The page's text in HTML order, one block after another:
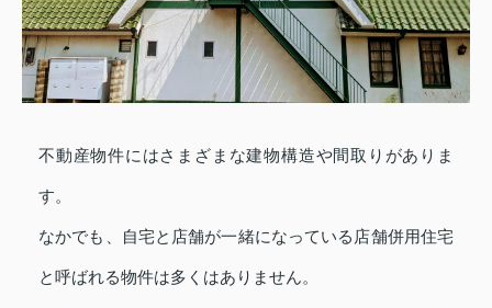
不動産物件にはさまざまな建物構造や間取りがありま
す。
なかでも、自宅と店舗が一緒になっている店舗併用住宅
と呼ばれる物件は多くはありません。